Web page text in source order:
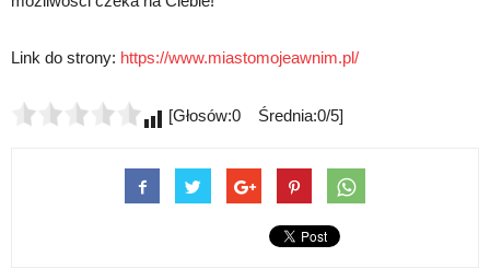
Link do strony: https://www.miastomojeawnim.pl/
[Głosów:0 Średnia:0/5]